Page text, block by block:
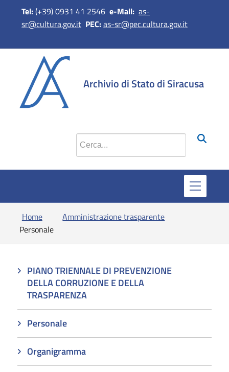
Tel:(+39) 0931 41 2546e-Mail: as-
sr@cultura.gov.it PEC:as-sr@pec.cultura.gov.it
Archivio di Stato di Siracusa
Cerca nel sito
Home
Amministrazione trasparente
Personale
PIANO TRIENNALE DI PREVENZIONE
DELLA CORRUZIONE E DELLA
TRASPARENZA
Personale
Organigramma